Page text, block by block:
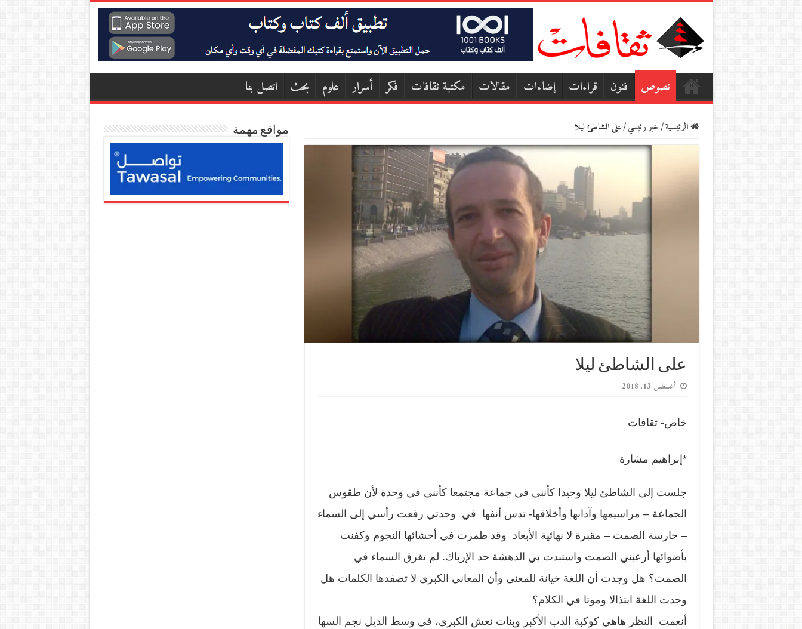
نصوص فنون قراءات إضاءات مقالات مكتبة ثقافات فكر أسرار علوم بحث اتصل بنا
الرئيسية/خبر رئيسي/على الشاطئ ليلا
على الشاطئ ليلا
أغسطس 13, 2018
خاص- ثقافات
*إبراهيم مشارة
جلست إلى الشاطئ ليلا وحيدا كأنني في جماعة مجتمعا كأنني في وحدة لأن طقوس
الجماعة – مراسيمها وآدابها وأخلاقها- تدس أنفها في وحدتي رفعت رأسي إلى السماء
– حارسة الصمت – مقبرة لا نهائية الأبعاد وقد طمرت في أحشائها النجوم وكفنت
بأضوائها أرعبني الصمت واستبدت بي الدهشة حد الإرباك. لم تغرق السماء في
الصمت؟ هل وجدت أن اللغة خيانة للمعنى وأن المعاني الكبرى لا تصفدها الكلمات هل
وجدت اللغة ابتذالا وموتا في الكلام؟
أنعمت النظر هاهي كوكبة الدب الأكبر وبنات نعش الكبرى، في وسط الذيل نجم السها
مواقع مهمة